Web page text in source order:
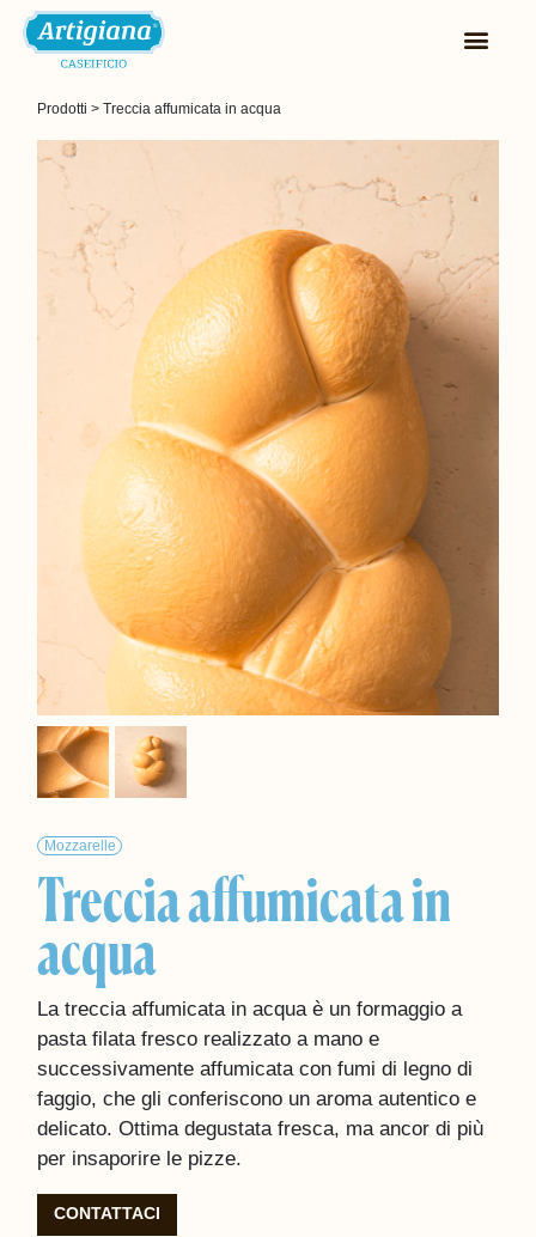
Prodotti > Treccia affumicata in acqua
Mozzarelle
Treccia affumicata in
acqua
La treccia affumicata in acqua è un formaggio a
pasta filata fresco realizzato a mano e
successivamente affumicata con fumi di legno di
faggio, che gli conferiscono un aroma autentico e
delicato. Ottima degustata fresca, ma ancor di più
per insaporire le pizze.
CONTATTACI